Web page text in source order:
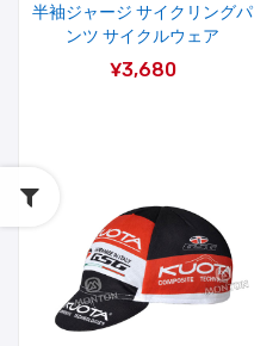
半袖ジャージ サイクリングパ
ンツ サイクルウェア
¥3,680